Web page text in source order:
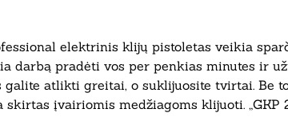
elektrinis klijų pistoletas veikia
darbą pradėti vos per penkias minutes ir
atlikti greitai, o suklijuosite tvirtai. Be
įvairiomis medžiagoms klijuoti.